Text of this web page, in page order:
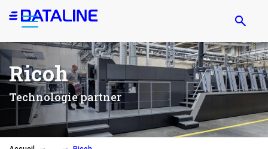
au
principal
Ricoh
Technologie partner